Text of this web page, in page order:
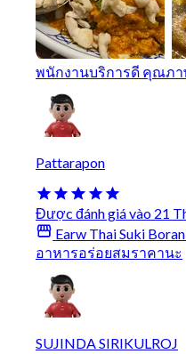
พนักงานบริการดี คุณภา
Pattarapon
Được đánh giá vào 21
Earw Thai Suki
อาหารอร่อยสมราคานะ
SUJINDA SIRIKULROJ